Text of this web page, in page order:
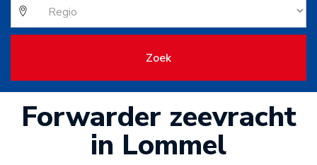
Zoek
Forwarder zeevracht
in Lommel